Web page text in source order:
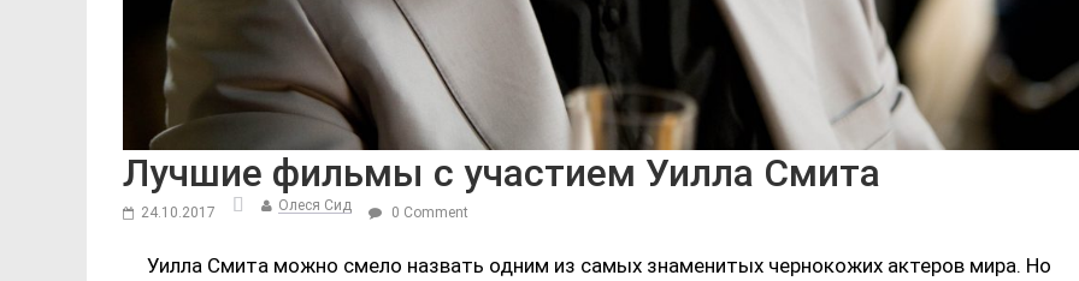
Лучшие фильмы с участием Уилла Смита
24.10.2017 Олеся Сид 0 Comment
Уилла Смита можно смело назвать одним из самых знаменитых чернокожих актеров мира. Но